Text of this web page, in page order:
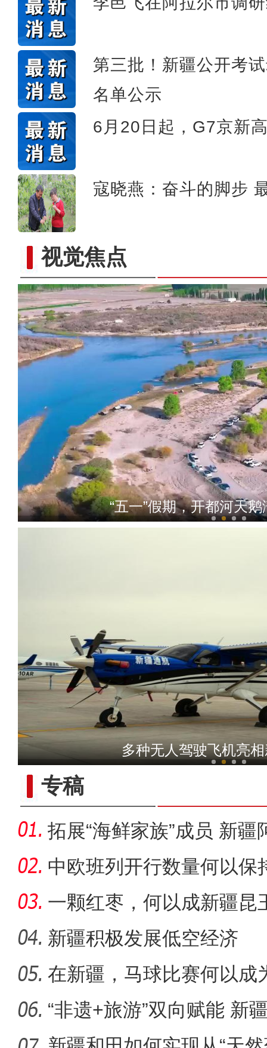
第三批！新疆公开考
名单公示
6月20日起，G7京新
寇晓燕：奋斗的脚步
视觉焦点标题：新“食”尚！“小份
“五一”假期，开都河天
“阿克苏是个好地方·四季
十年·数说 经济
多种无人驾驶飞机亮
专稿
拓展“海鲜家族”成员 新
为“金
中欧班列开行数量何以保
一颗红枣，何以成新疆昆
新疆积极发展低空经济
在新疆，马球比赛何以成
“非遗+旅游”双向赋能 新